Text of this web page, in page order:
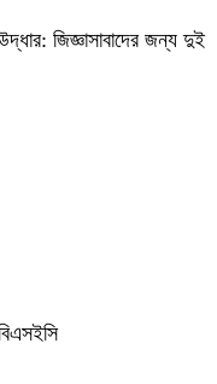
উদ্ধার: জিজ্ঞাসাবাদের জন্য দুই